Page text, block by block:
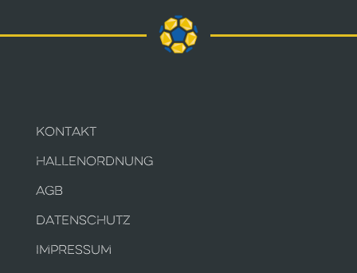
KONTAKT
HALLENORDNUNG
AGB
DATENSCHUTZ
IMPRESSUM